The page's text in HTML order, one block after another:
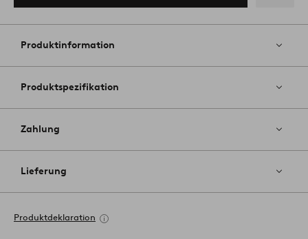
Favoriten
Produktinformation
Produktspezifikation
Zahlung
Lieferung
Produktdeklaration